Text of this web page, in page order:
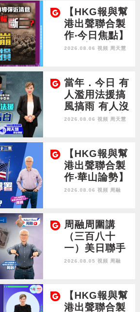
【HKG報與幫
港出聲聯合製
作‧今日焦點】
打伊朗傳導彈
軍事崩 經濟損
2026.08.06 視頻 周天慧
當年．今日 有
人濫用法援搞
風搞雨 有人沒
有法援放棄清
2026.08.06 視頻 周天慧
【HKG報與幫
港出聲聯合製
作‧華山論勢】
第四百八十三
已全面部署 20
28年1月台灣
選舉是臨界
點？
2026.08.06 視頻 周融
周融周圍講
（三百八十
一）美日聯手
救日圓 救得今
又近一步？
2026.08.05 視頻 周融
【HKG報與幫
港出聲聯合製